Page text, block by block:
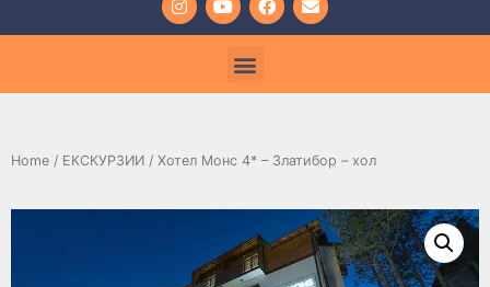
Home / ЕКСКУРЗИИ / Хотел Монс 4* – Златибор – хол